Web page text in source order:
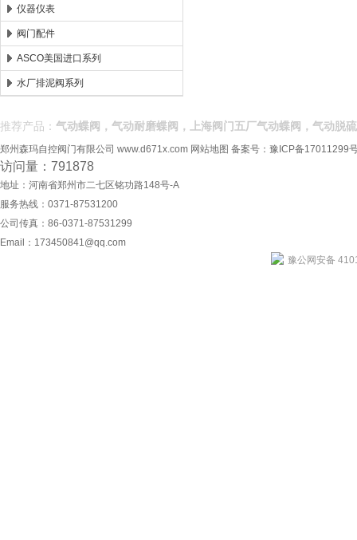
仪器仪表
阀门配件
ASCO美国进口系列
水厂排泥阀系列
推荐产品： 气动蝶阀，气动耐磨蝶阀，上海阀门五厂气动蝶阀，气动脱
郑州森玛自控阀门有限公司 www.d671x.com 网站地图 备案号： 豫ICP备17011299
访问量：791878
地址：河南省郑州市二七区铭功路148号-A
服务热线：0371-87531200
公司传真：86-0371-87531299
Email： 173450841@qq.com
豫公网安备